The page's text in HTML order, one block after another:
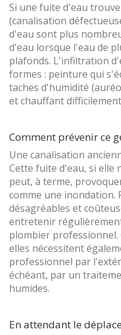
Si une fuite d'eau
(canalisation
d'eau sont plus
d'eau lorsque l'eau de
plafonds. L'infiltration
formes : peinture qui
taches d'humidité
et chauffant
Comment prévenir ce
Une canalisation
Cette fuite d'eau, si elle
peut, à terme,
comme une inondation.
désagréables et
entretenir
plombier
elles nécessitent
professionnel par
échéant, par un
humides.
En attendant le